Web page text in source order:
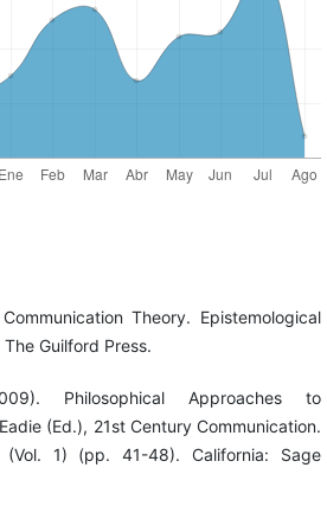
Theory. Epistemological
Guilford Press.
Philosophical Approaches to
(Ed.), 21st Century Communication.
(Vol. 1) (pp. 41-48). California: Sage